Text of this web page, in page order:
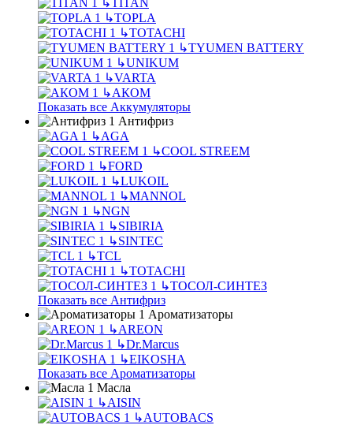
↳TOPLA
↳TOTACHI
↳TYUMEN BATTERY
↳UNIKUM
↳VARTA
↳АКОМ
Показать все Аккумуляторы
Антифриз
↳AGA
↳COOL STREEM
↳FORD
↳LUKOIL
↳MANNOL
↳NGN
↳SIBIRIA
↳SINTEC
↳TCL
↳TOTACHI
↳ТОСОЛ-СИНТЕЗ
Показать все Антифриз
Ароматизаторы
↳AREON
↳Dr.Marcus
↳EIKOSHA
Показать все Ароматизаторы
Масла
↳AISIN
↳AUTOBACS